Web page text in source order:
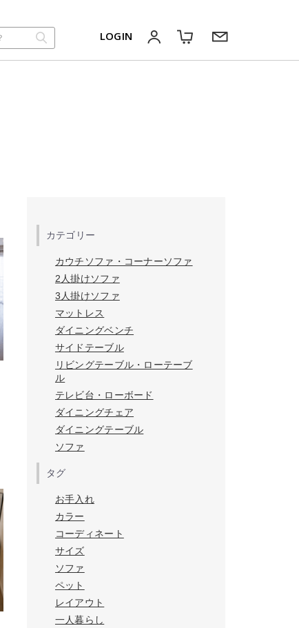
LOGIN
カテゴリー
カウチソファ・コーナーソファ
2人掛けソファ
3人掛けソファ
マットレス
ダイニングベンチ
サイドテーブル
リビングテーブル・ローテーブ
ル
テレビ台・ローボード
ダイニングチェア
ダイニングテーブル
ソファ
タグ
お手入れ
カラー
コーディネート
サイズ
ソファ
ペット
レイアウト
一人暮らし